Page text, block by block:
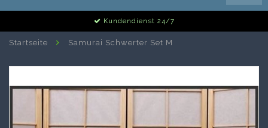
Alle Schwerter auf Lager
Startseite Samurai Schwerter Set M